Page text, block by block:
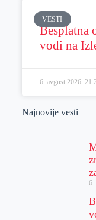
VESTI
Besplatna
vodi na
6. avgust 2026.
Najnovije vesti
6.